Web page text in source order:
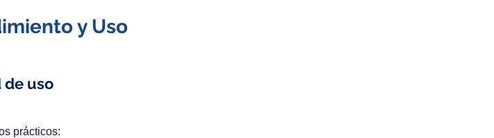
y Uso
de uso
prácticos: